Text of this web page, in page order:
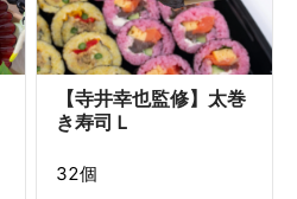
【寺井幸也監修】太巻
き寿司Ｌ
32個